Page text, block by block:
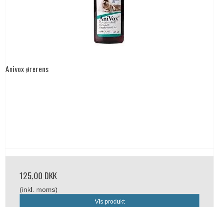
Anivox ørerens
125,00 DKK
(inkl. moms)
Vis produkt